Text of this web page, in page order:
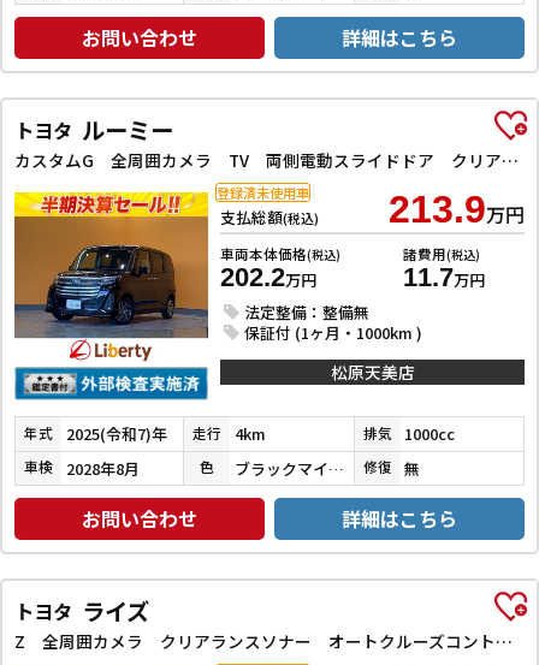
お問い合わせ 詳細はこちら
トヨタ ルーミー
カスタムG 全周囲カメラ TV 両側電動スライドドア クリアランスソナー オートクルーズコントロール 衝突被害軽減システム アルミホイール LEDヘッドランプ スマートキー アイドリングストップ 電動格納ミラー
支払総額(税込) 213.9万円
車両本体価格(税込)
202.2万円
諸費用(税込)
11.7万円
法定整備：整備無
保証付 (1ヶ月・1000km )
登録済未使用車
松原天美店
年式 2025(令和7)年 走行 4km 排気 1000cc
車検 2028年8月 色 ブラックマイカメタリック 修復 無
お問い合わせ 詳細はこちら
トヨタ ライズ
Z 全周囲カメラ クリアランスソナー オートクルーズコントロール レーンアシスト 衝突被害軽減システム TV LEDヘッドランプ アルミホイール スマートキー 電動格納ミラー シートヒーター CVT